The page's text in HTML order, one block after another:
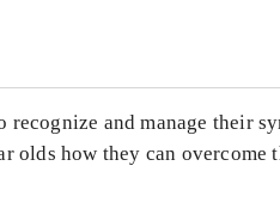
and manage their
olds how they can overcome